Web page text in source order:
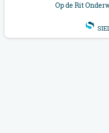
Op de Rit